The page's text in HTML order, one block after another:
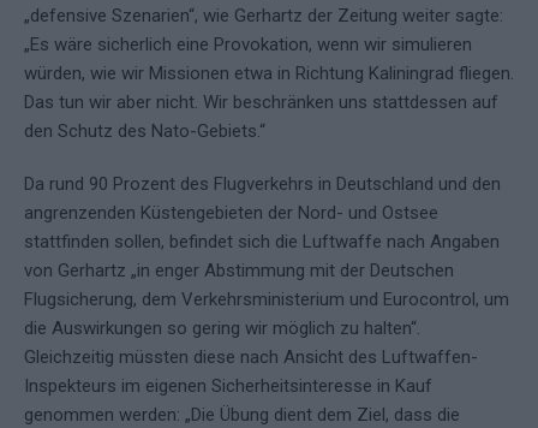
„defensive Szenarien“, wie Gerhartz der Zeitung weiter sagte:
„Es wäre sicherlich eine Provokation, wenn wir simulieren
würden, wie wir Missionen etwa in Richtung Kaliningrad fliegen.
Das tun wir aber nicht. Wir beschränken uns stattdessen auf
den Schutz des Nato-Gebiets.“
Da rund 90 Prozent des Flugverkehrs in Deutschland und den
angrenzenden Küstengebieten der Nord- und Ostsee
stattfinden sollen, befindet sich die Luftwaffe nach Angaben
von Gerhartz „in enger Abstimmung mit der Deutschen
Flugsicherung, dem Verkehrsministerium und Eurocontrol, um
die Auswirkungen so gering wir möglich zu halten“.
Gleichzeitig müssten diese nach Ansicht des Luftwaffen-
Inspekteurs im eigenen Sicherheitsinteresse in Kauf
genommen werden: „Die Übung dient dem Ziel, dass die